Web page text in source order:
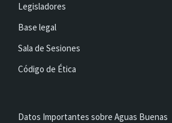
Legisladores
Base legal
Sala de Sesiones
Código de Ética
Datos Importantes sobre Aguas Buenas